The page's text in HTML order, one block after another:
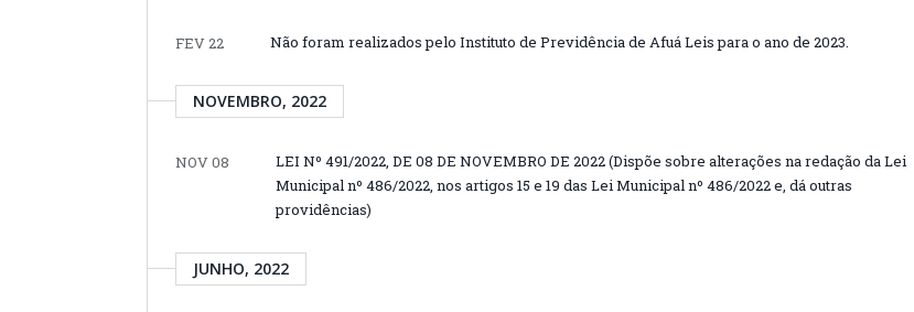
FEV 22 Não foram realizados pelo Instituto de Previdência de Afuá Leis para o ano de 2023.
NOVEMBRO, 2022
NOV 08
LEI Nº 491/2022, DE 08 DE NOVEMBRO DE 2022 (Dispõe sobre alterações na redação da Lei
Municipal nº 486/2022, nos artigos 15 e 19 das Lei Municipal nº 486/2022 e, dá outras
providências)
JUNHO, 2022